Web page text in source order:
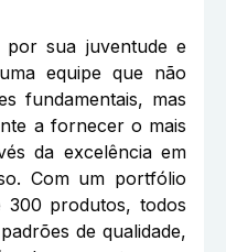
por sua juventude e
equipe que não
fundamentais, mas
a fornecer o mais
da excelência em
Com um portfólio
300 produtos, todos
de qualidade,